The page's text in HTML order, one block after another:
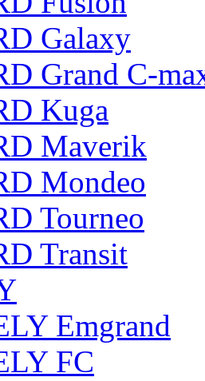
Galaxy
Grand C-
Kuga
Maverik
Mondeo
Tourneo
Transit
Emgrand
FC